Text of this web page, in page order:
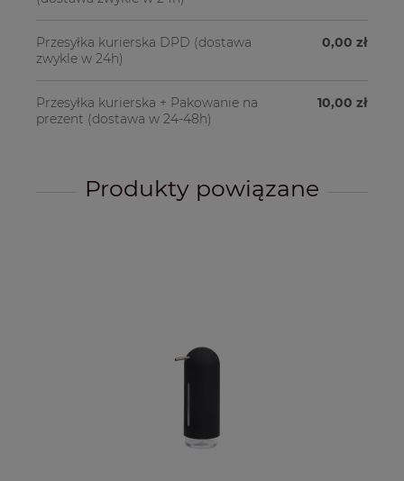
Przesyłka kurierska DPD (dostawa
zwykle w 24h)
0,00 zł
Przesyłka kurierska + Pakowanie na
prezent (dostawa w 24-48h)
10,00 zł
Produkty powiązane